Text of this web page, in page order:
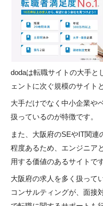
dodaは転職サイトの大手と
ェントに次ぐ規模のサイト
大手だけでなく中小企業や
扱っているのが特徴です。
また、大阪府のSEやIT関連
程度あるため、エンジニア
用する価値のあるサイトです
大阪府の求人を多く扱って
コンサルティングが、面接